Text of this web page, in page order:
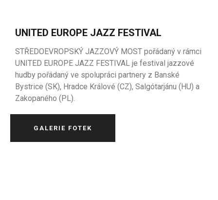
UNITED EUROPE JAZZ FESTIVAL
STŘEDOEVROPSKÝ JAZZOVÝ MOST pořádaný v rámci
UNITED EUROPE JAZZ FESTIVAL je festivaljazzové
hudby pořádaný ve spolupráci partnery z Banské
Bystrice (SK), Hradce Králové (CZ),Salgótarjánu (HU) a
Zakopaného (PL).
GALERIE FOTEK